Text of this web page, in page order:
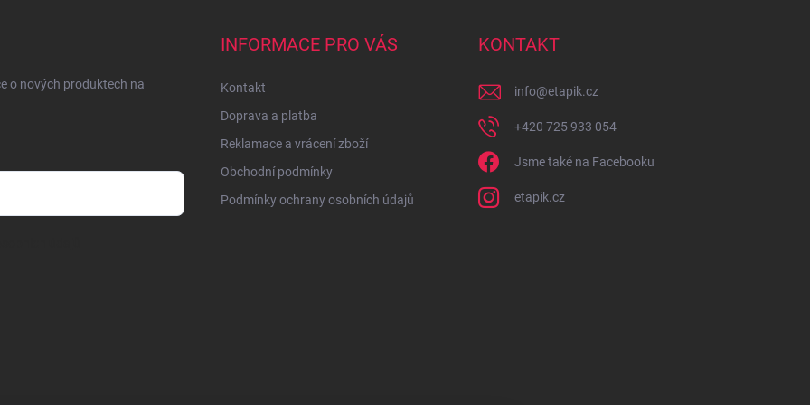
o nových produktech na
INFORMACE PRO VÁS
Kontakt
Doprava a platba
Reklamace a vrácení zboží
Obchodní podmínky
Podmínky ochrany osobních údajů
KONTAKT
info@etapik.cz
+420 725 933 054
Jsme také na Facebooku
etapik.cz